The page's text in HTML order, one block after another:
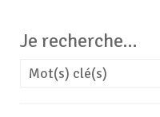
Je recherche…